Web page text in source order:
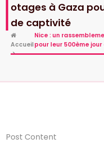
otages à Gaza
de captivité
Accueil
>
Nice : un
pour leur 500ème
Post Content